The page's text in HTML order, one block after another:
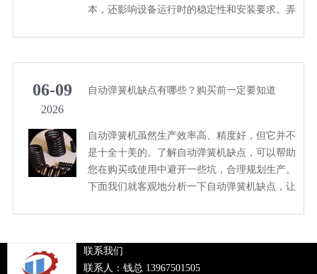
本，还影响设备运行时的稳定性和安装要求。弄
06-09
2026
自动弹簧机缺点有哪些？购买前一定要知道
自动弹簧机虽然生产效率高、精度好，但它并不
是十全十美的。了解自动弹簧机缺点，可以帮助
您在购买或使用中避开一些坑，合理规划生产。
下面我们就客观地分析一下自动弹簧机缺点，让
联系我们
联系人：钱总 13967501505